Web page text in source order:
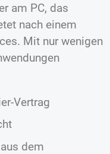
am PC, das
nach einem
Mit nur wenigen
Vertrag
dem